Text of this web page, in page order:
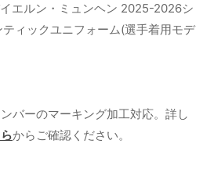
エルン・ミュンヘン 2025-2026シ
ィックユニフォーム(選手着用モデ
バーのマーキング加工対応。詳し
からご確認ください。